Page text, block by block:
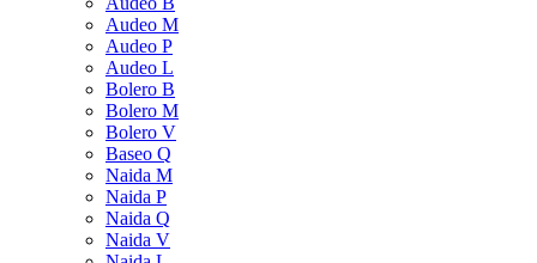
Audeo M
Audeo P
Audeo L
Bolero B
Bolero M
Bolero V
Baseo Q
Naida M
Naida P
Naida Q
Naida V